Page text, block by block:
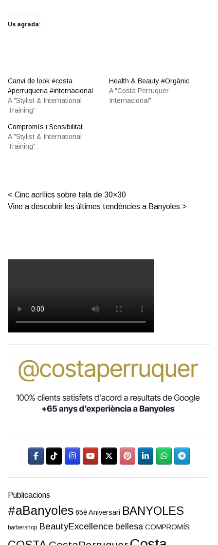
Us agrada:
Canvi de look #costa
#perruqueria #internacional
A "Stylist & International
Training"
Health & Beauty #Orgànic
A "Costa Perruquer
Internacional"
Compromís i Sensibilitat
A "Stylist & International
Training"
Post navigation
Cinc acrílics sobre tela de 30×30
Vine a descobrir les últimes tendències a Banyoles
Publicacions
#aBanyoles 65è Aniversari BANYOLES
barbershop BeautyExcellence bellesa COMPROMÍS